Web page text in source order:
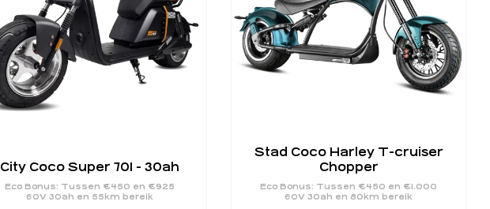
City Coco Super 701 - 30ah
Eco Bonus: Tussen €450 en €925
60V 30ah en 55km bereik
Stad Coco Harley T-cruiser
Chopper
Eco Bonus: Tussen €450 en €1.000
60V 30ah en 80km bereik